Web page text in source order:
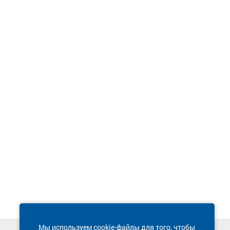
Мы используем cookie-файлы для того, чтобы